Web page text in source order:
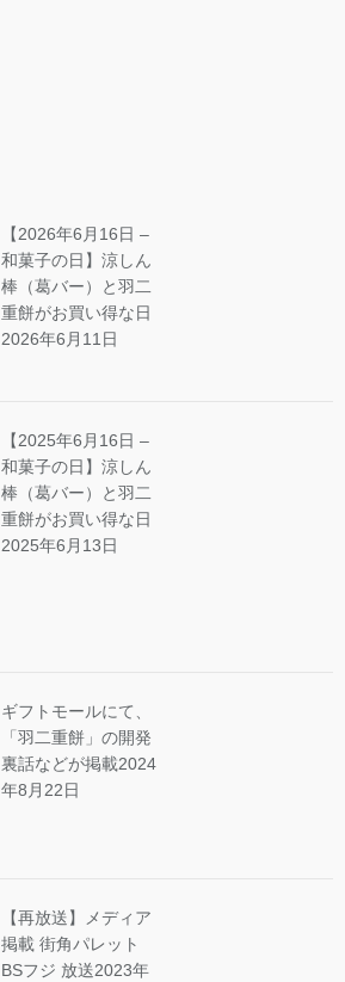
【2026年6月16日 –
和菓子の日】涼しん
棒（葛バー）と羽二
重餅がお買い得な日
2026年6月11日
【2025年6月16日 –
和菓子の日】涼しん
棒（葛バー）と羽二
重餅がお買い得な日
2025年6月13日
ギフトモールにて、
「羽二重餅」の開発
裏話などが掲載2024
年8月22日
【再放送】メディア
掲載 街角パレット
BSフジ 放送2023年